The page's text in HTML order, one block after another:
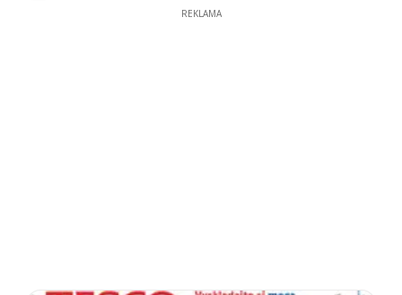
REKLAMA